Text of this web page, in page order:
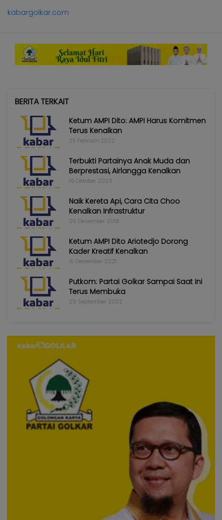
kabargolkar.com
BERITA TERKAIT
Ketum AMPI Dito: AMPI Harus Komitmen
Terus Kenalkan
25 Februari 2022
Terbukti Partainya Anak Muda dan
Berprestasi, Airlangga Kenalkan
19 Oktober 2023
Naik Kereta Api, Cara Cita Choo
Kenalkan Infrastruktur
05 Desember 2018
Ketum AMPI Dito Ariotedjo Dorong
Kader Kreatif Kenalkan
15 Desember 2021
Putkom: Partai Golkar Sampai Saat Ini
Terus Membuka
29 September 2022